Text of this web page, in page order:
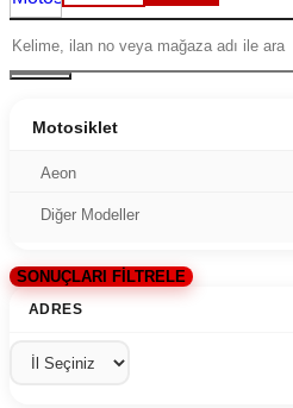
Motosiklet
Aeon
Diğer Modeller
SONUÇLARI FİLTRELE
ADRES